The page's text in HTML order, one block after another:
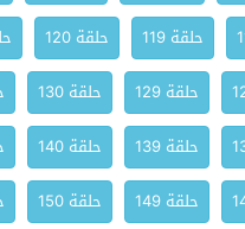
حلقة 119 حلقة 120
حلقة 129 حلقة 130
حلقة 139 حلقة 140
حلقة 149 حلقة 150